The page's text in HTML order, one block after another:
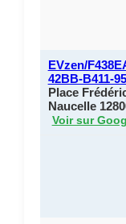
EVzen/
42BB-B411-
Place
Naucelle
Voir sur